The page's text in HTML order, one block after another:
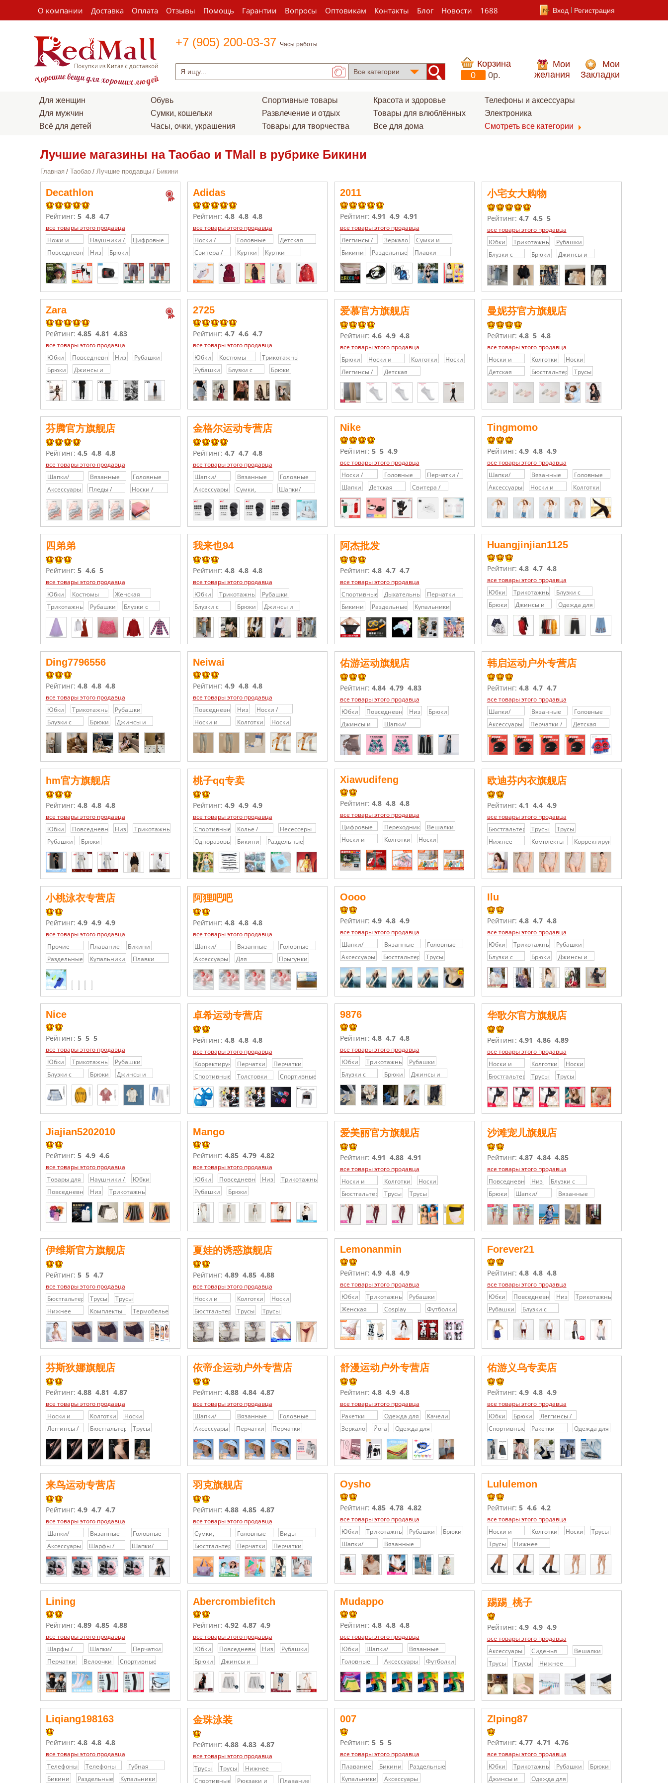
О компании Доставка Оплата Отзывы Помощь Гарантии Вопросы Оптовикам Контакты Блог Новости 1688 Вход Регистрация
+7 (905) 200-03-37 Часы работы
Корзина
0
0p.
Мои
желания
Мои
Закладки
Для женщин
Для мужчин
Всё для детей
Обувь
Сумки, кошельки
Часы, очки, украшения
Спортивные товары
Развлечение и отдых
Товары для творчества
Красота и здоровье
Товары для влюблённых
Все для дома
Телефоны и аксессуары
Электроника
Смотреть все категории
Лучшие магазины на Таобао и TMall в рубрике Бикини
Главная Таобао Лучшие продавцы Бикини
Decathlon
Рейтинг: 5 4.8 4.7
все товары этого продавца
Ножи и
зажигалки
Наушники /
Гарнитуры
Цифровые
Повседневные
брюки/
шорты
Низ Брюки
Adidas
Рейтинг: 4.8 4.8 4.8
все товары этого продавца
Носки /
Гольфы /
Колготки
Головные
уборы
Детская
одежда
Свитера /
Толстовки
Куртки
Куртки
утепленные
2011
Рейтинг: 4.91 4.9 4.91
все товары этого продавца
Леггинсы /
Скинни
Зеркало
Сумки и
рюкзаки
для города
Бикини
Раздельные
купальники
Плавки
мужские
小宅女大购物
Рейтинг: 4.7 4.5 5
все товары этого продавца
Юбки
Трикотажные
платья /
Свитера
Рубашки
Блузки с
кружевами
/
Шифоновые
блузки
Брюки
Джинсы и
джинсовые
шорты
Zara
Рейтинг: 4.85 4.81 4.83
все товары этого продавца
Юбки
Повседневные
брюки/
шорты
Низ
Рубашки
Брюки
Джинсы и
джинсовые
шорты
2725
Рейтинг: 4.7 4.6 4.7
все товары этого продавца
Юбки
Костюмы
разного
стиля
Трикотажные
платья /
Свитера
Рубашки
Блузки с
кружевами
Шифоновые
блузки
Брюки
爱慕官方旗舰店
Рейтинг: 4.6 4.9 4.8
все товары этого продавца
Брюки
Носки и
Колготки
Колготки
Носки
Леггинсы /
Скинни
Детская
одежда
曼妮芬官方旗舰店
Рейтинг: 4.8 5 4.8
все товары этого продавца
Носки и
Колготки
Колготки
Носки
Детская
одежда
Бюстгальтеры Трусы
芬腾官方旗舰店
Рейтинг: 4.5 4.8 4.8
все товары этого продавца
Шапки/
Кепки/
Головные
уборы
Вязанные
шапки
Головные
уборы
Аксессуары
Пледы /
одеяла
Носки /
Гольфы /
Колготки
金格尔运动专营店
Рейтинг: 4.7 4.7 4.8
все товары этого продавца
Шапки/
Кепки/
Головные
уборы
Вязанные
шапки
Головные
уборы
Аксессуары
Сумки,
кошельки и
чемоданы
Шапки/
Шарфы/
Перчатки
Nike
Рейтинг: 5 5 4.9
все товары этого продавца
Носки /
Гольфы /
Колготки
Головные
уборы
Перчатки /
Варежки
Шапки
Детская
одежда
Свитера /
Толстовки
Tingmomo
Рейтинг: 4.9 4.8 4.9
все товары этого продавца
Шапки/
Кепки/
Головные
уборы
Вязанные
шапки
Головные
уборы
Аксессуары
Носки и
Колготки
Колготки
四弟弟
Рейтинг: 5 4.6 5
все товары этого продавца
Юбки
Костюмы
разного
стиля
Женская
одежда
больших
размеров
Трикотажные
платья /
Свитера
Рубашки
Блузки с
кружевами
Шифоновые
блузки
我来也94
Рейтинг: 4.8 4.8 4.8
все товары этого продавца
Юбки
Трикотажные
платья /
Свитера
Рубашки
Блузки с
кружевами
Шифоновые
блузки
Брюки
Джинсы и
джинсовые
шорты
阿杰批发
Рейтинг: 4.8 4.7 4.7
все товары этого продавца
Спортивные
товары
Дыхательные
трубки /
респиратор
Перчатки
для
дайвинга и
подводной
охоты
Бикини
Раздельные
купальники
Купальники
Huangjinjian1125
Рейтинг: 4.8 4.7 4.8
все товары этого продавца
Юбки
Трикотажные
платья /
Свитера
Блузки с
кружевами
/
Шифоновые
блузки
Брюки
Джинсы и
джинсовые
шорты
Одежда для
отдыха и
спорта
Ding7796556
Рейтинг: 4.8 4.8 4.8
все товары этого продавца
Юбки
Трикотажные
платья /
Свитера
Рубашки
Блузки с
кружевами
/
Шифоновые
блузки
Брюки
Джинсы и
джинсовые
шорты
Neiwai
Рейтинг: 4.9 4.8 4.8
все товары этого продавца
Повседневные
брюки/
шорты
Низ
Носки /
Гольфы /
Колготки
Носки и
Колготки
Колготки Носки
佑游运动旗舰店
Рейтинг: 4.84 4.79 4.83
все товары этого продавца
Юбки
Повседневные
брюки/
шорты
Низ
Брюки
Джинсы и
джинсовые
шорты
Шапки/
Кепки/
Головные
уборы
韩启运动户外专营店
Рейтинг: 4.8 4.7 4.7
все товары этого продавца
Шапки/
Кепки/
Головные
уборы
Вязанные
шапки
Головные
уборы
Аксессуары
Перчатки /
Варежки
Детская
одежда
hm官方旗舰店
Рейтинг: 4.8 4.8 4.8
все товары этого продавца
Юбки
Повседневные
брюки/
шорты
Низ
Трикотажные
Рубашки Брюки
桃子qq专卖
Рейтинг: 4.9 4.9 4.9
все товары этого продавца
Спортивные
товары
Колье /
Ожерелья
Несессеры
/
Косметички
Одноразовые
сиденья
для туалета
Бикини
Раздельные
купальники
Xiawudifeng
Рейтинг: 4.8 4.8 4.8
все товары этого продавца
Цифровые
видеокамеры
Переходники,
адаптеры
Вешалки
Носки и
Колготки
Колготки Носки
欧迪芬内衣旗舰店
Рейтинг: 4.1 4.4 4.9
все товары этого продавца
Бюстгальтеры
Трусы
Трусы
Нижнее
бельё
Комплекты
нижнего
белья
Корректирующая
одежда
小桃泳衣专营店
Рейтинг: 4.9 4.9 4.9
все товары этого продавца
Прочие
спортивные
товары
Плавание
Бикини
Раздельные
купальники
Купальники
Плавки
阿狸吧吧
Рейтинг: 4.8 4.8 4.8
все товары этого продавца
Шапки/
Кепки/
Головные
уборы
Вязанные
шапки
Головные
уборы
Аксессуары
Для
ноутбуков
Прыгунки
Oooo
Рейтинг: 4.9 4.8 4.9
все товары этого продавца
Шапки/
Кепки/
Головные
уборы
Вязанные
шапки
Головные
уборы
Аксессуары Бюстгальтеры Трусы
Ilu
Рейтинг: 4.8 4.7 4.8
все товары этого продавца
Юбки
Трикотажные
платья /
Свитера
Рубашки
Блузки с
кружевами
/
Шифоновые
блузки
Брюки
Джинсы и
джинсовые
шорты
Nice
Рейтинг: 5 5 5
все товары этого продавца
Юбки
Трикотажные
платья /
Свитера
Рубашки
Блузки с
кружевами
/
Шифоновые
блузки
Брюки
Джинсы и
джинсовые
шорты
卓希运动专营店
Рейтинг: 4.8 4.8 4.8
все товары этого продавца
Корректирующая
одежда
Перчатки
Перчатки
Спортивные
товары
Толстовки
спортивные
Спортивные
ветровки
9876
Рейтинг: 4.8 4.7 4.8
все товары этого продавца
Юбки
Трикотажные
платья /
Свитера
Рубашки
Блузки с
кружевами
/
Шифоновые
блузки
Брюки
Джинсы и
джинсовые
шорты
华歌尔官方旗舰店
Рейтинг: 4.91 4.86 4.89
все товары этого продавца
Носки и
Колготки
Колготки
Носки
Бюстгальтеры
Трусы Трусы
Jiajian5202010
Рейтинг: 5 4.9 4.6
все товары этого продавца
Товары для
животных
Наушники /
Гарнитуры
Юбки
Повседневные
брюки/
шорты
Низ
Трикотажные
платья /
Свитера
Mango
Рейтинг: 4.85 4.79 4.82
все товары этого продавца
Юбки
Повседневные
брюки/
шорты
Низ
Трикотажные
Рубашки Брюки
爱美丽官方旗舰店
Рейтинг: 4.91 4.88 4.91
все товары этого продавца
Носки и
Колготки
Колготки
Носки
Бюстгальтеры
Трусы Трусы
沙滩宠儿旗舰店
Рейтинг: 4.87 4.84 4.85
все товары этого продавца
Повседневные
брюки/
шорты
Низ
Блузки с
кружевами
/
Шифоновые
блузки
Брюки
Шапки/
Кепки/
Головные
уборы
Вязанные
шапки
伊维斯官方旗舰店
Рейтинг: 5 5 4.7
все товары этого продавца
Бюстгальтеры
Трусы
Трусы
Нижнее
бельё
Комплекты
нижнего
белья
Термобелье
для пары
夏娃的诱惑旗舰店
Рейтинг: 4.89 4.85 4.88
все товары этого продавца
Носки и
Колготки
Колготки
Носки
Бюстгальтеры
Трусы Трусы
Lemonanmin
Рейтинг: 4.9 4.8 4.9
все товары этого продавца
Юбки
Трикотажные
платья /
Свитера
Рубашки
Женская
одежда
Cosplay
Cosplay
Аксессуары
Украшения
Футболки
Forever21
Рейтинг: 4.8 4.8 4.8
все товары этого продавца
Юбки
Повседневные
брюки/
шорты
Низ
Трикотажные
Рубашки
Блузки с
кружевами
/
Шифоновые
блузки
芬斯狄娜旗舰店
Рейтинг: 4.88 4.81 4.87
все товары этого продавца
Носки и
Колготки
Колготки
Носки
Леггинсы /
Скинни
Бюстгальтеры Трусы
依帝企运动户外专营店
Рейтинг: 4.88 4.84 4.87
все товары этого продавца
Шапки/
Кепки/
Головные
уборы
Вязанные
шапки
Головные
уборы
Аксессуары Перчатки Перчатки
舒漫运动户外专营店
Рейтинг: 4.8 4.9 4.8
все товары этого продавца
Ракетки
для
бадминтона
Одежда для
занятий
баскетболом
Качели
Зеркало
Йога
Одежда для
занятий
йогой
佑游义乌专卖店
Рейтинг: 4.9 4.8 4.9
все товары этого продавца
Юбки
Брюки
Леггинсы /
Скинни
Спортивные
товары
Ракетки
для
бадминтона
Одежда для
занятий
баскетболом
来鸟运动专营店
Рейтинг: 4.9 4.7 4.7
все товары этого продавца
Шапки/
Кепки/
Головные
уборы
Вязанные
шапки
Головные
уборы
Аксессуары
Шарфы /
Шелковые
платки /
Палантины
Шапки/
Шарфы/
Перчатки
羽克旗舰店
Рейтинг: 4.88 4.85 4.87
все товары этого продавца
Сумки,
кошельки и
чемоданы
Головные
уборы
Виды
спорта с
мячом
Бюстгальтеры Перчатки Перчатки
Oysho
Рейтинг: 4.85 4.78 4.82
все товары этого продавца
Юбки
Трикотажные
платья /
Свитера
Рубашки
Брюки
Шапки/
Кепки/
Головные
уборы
Вязанные
шапки
Lululemon
Рейтинг: 5 4.6 4.2
все товары этого продавца
Носки и
Колготки
Колготки Носки
Трусы
Трусы
Нижнее
бельё
Lining
Рейтинг: 4.89 4.85 4.88
все товары этого продавца
Шарфы /
Шелковые
платки /
Палантины
Шапки/
Шарфы/
Перчатки
Перчатки
Перчатки
Велоочки
Спортивные
товары
Abercrombiefitch
Рейтинг: 4.92 4.87 4.9
все товары этого продавца
Юбки
Повседневные
брюки/
шорты
Низ
Рубашки
Брюки
Джинсы и
джинсовые
шорты
Mudappo
Рейтинг: 4.8 4.8 4.8
все товары этого продавца
Юбки
Шапки/
Кепки/
Головные
уборы
Вязанные
шапки
Головные
уборы
Аксессуары Футболки
踢踢_桃子
Рейтинг: 4.9 4.9 4.9
все товары этого продавца
Аксессуары
для ванной
комнаты
Сиденья
для
унитаза
Вешалки
Трусы
Трусы
Нижнее
бельё
Liqiang198163
Рейтинг: 4.8 4.8 4.8
все товары этого продавца
Телефоны
Телефоны
и
Губная
помада
Бикини Раздельные Купальники
金珠泳装
Рейтинг: 4.88 4.83 4.87
все товары этого продавца
Трусы
Трусы
Нижнее
бельё
Спортивные Рюкзаки и Плавание
007
Рейтинг: 5 5 5
все товары этого продавца
Плавание
Бикини
Раздельные
купальники
Купальники Аксессуары
Zlping87
Рейтинг: 4.77 4.71 4.76
все товары этого продавца
Юбки
Трикотажные
платья /
Рубашки
Брюки
Джинсы и
Одежда для